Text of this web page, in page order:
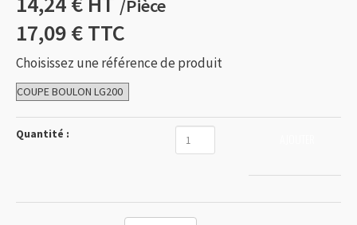
/Pièce
17,09 €TTC
Choisissez une référence de produit
Quantité :